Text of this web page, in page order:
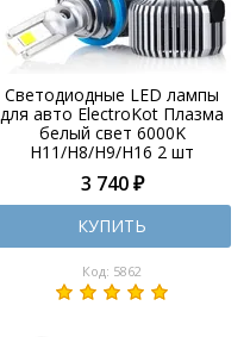
Светодиодные LED лампы
для авто ElectroKot Плазма
белый свет 6000K
H11/H8/H9/H16 2 шт
3 740 ₽
КУПИТЬ
Код: 5862